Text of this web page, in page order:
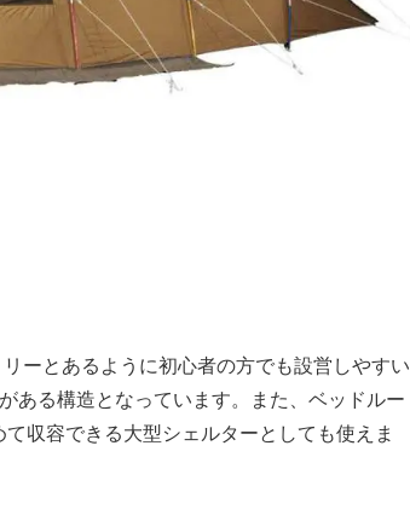
ーとあるように初心者の方でも設営しやすい
ある構造となっています。また、ベッドルー
収容できる大型シェルターとしても使えま